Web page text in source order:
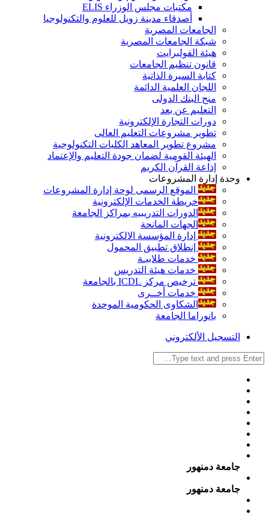
مكتبات مجلس الوزراء ELIS
أصدقاء مدينة زويل للعلوم والتكنولوجيا
الجامعات المصرية
شبكة الجامعات المصرية
هيئة الفولبرايت
قانون تنظيم الجامعات
كتابة السيرة الذاتية
اللجان العلمية الدائمة
منح البنك الدولى
التعليم عن بعد
دورات التجارة الإلكترونية
تطوير مشروعات التعليم العالى
مشروع تطوير المعاهد الكليات التكنولوجية
الهيئة القومية لضمان جودة التعليم والإعتماد
إذاعة القرآن الكريم
وحدة إدارة المشروعات
الموقع الرسمى لوحة إدارة المشروعات
خريطة الخدمات الإلكترونية
الدورات التدريبيه بمراكز الجامعة
الجهات المانحة
إدارة المؤسسة الالكترونية
إنطلاق تطبيق المحمول
خدمات طلابيـة
خدمات هيئة التدريس
ترخيص مركز ICDL بالجامعة
خدمات أخــرى
الشكاوى الحكومية الموحدة
بانوراما الجامعة
التسجيل الألكتروني
جامعة دمنهور
جامعة دمنهور